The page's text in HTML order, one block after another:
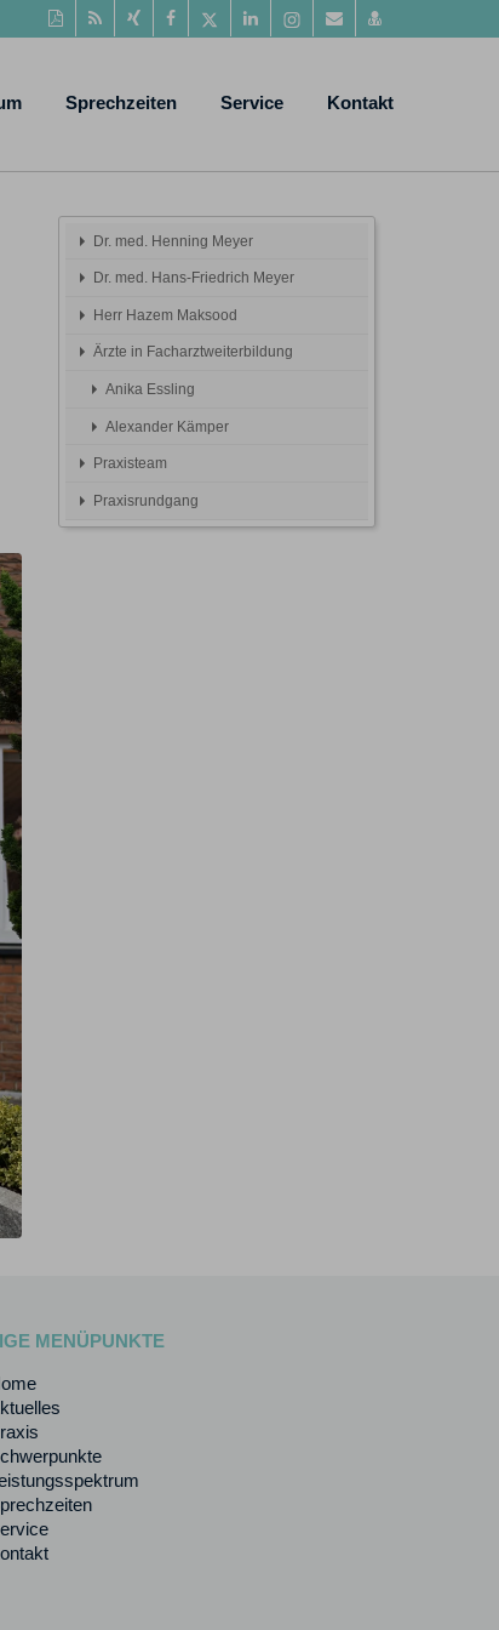
Diese
Seite
drucken
RSS-
Feed
Auf
Xing
Auf
Facebook
Twitter
Auf
LinkedIn
Instagram-
Seite
Per
Mail
vCard
speichern
Sprechzeiten Service Kontakt
Dr. med. Henning Meyer
Dr. med. Hans-Friedrich Meyer
Herr Hazem Maksood
Ärzte in Facharztweiterbildung
Anika Essling
Alexander Kämper
Praxisteam
Praxisrundgang
MENÜPUNKTE